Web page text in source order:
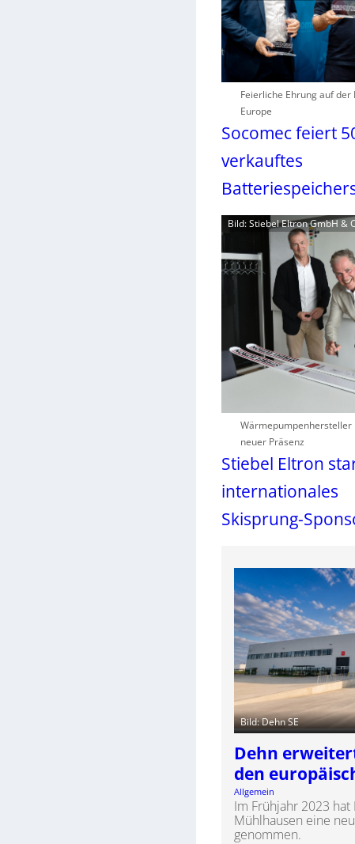
Feierliche Ehrung auf der
Europe
Socomec feiert
verkauftes
Bild: Stiebel Eltron GmbH &
Wärmepumpenhersteller
neuer Präsenz
Stiebel Eltron
internationales
Skisprung-
Bild: Dehn SE
Dehn
den
Allgemein
Im Frühjahr 2023
Mühlhausen eine
genommen.